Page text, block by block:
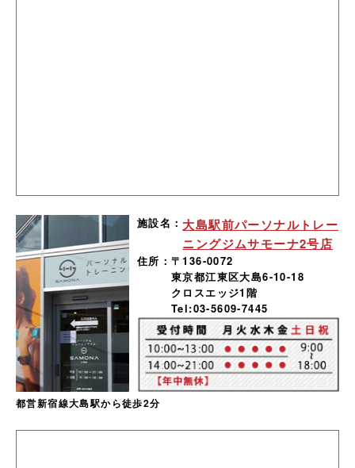
施設名： 大島駅前パーソナルトレー
ニングジムサモーナ2号店
住所： 〒136-0072
東京都江東区大島6-10-18
クロスエッジ1階
Tel:03-5609-7445
都営新宿線大島駅から徒歩2分